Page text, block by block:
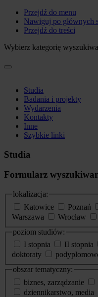
Przejdź do menu
Nawiguj po głównych
Przejdź do treści
Wybierz kategorię
Studia
Badania i projekty
Wydarzenia
Kontakty
Inne
Szybkie linki
Studia
Formularz
lokalizacja:
Katowice
Poznań
Warszawa
Wrocław
poziom studiów:
I stopnia
II stopnia
doktoraty
obszar tematyczny:
biznes, zarządzanie
dziennikarstwo, media